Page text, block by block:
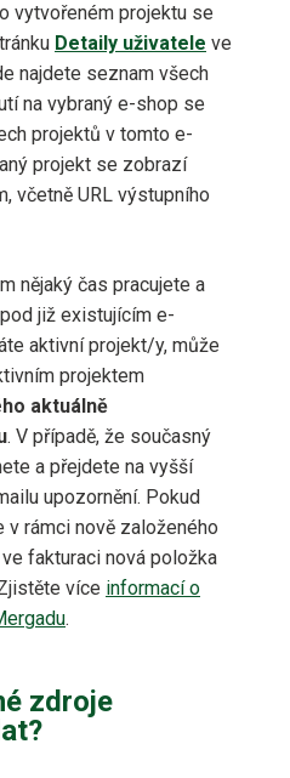
vytvořeném projektu se
Detaily uživatele ve
najdete seznam všech
na vybraný e-shop se
projektů v tomto e-
projekt se zobrazí
včetně URL výstupního
nějaký čas pracujete a
již existujícím e-
aktivní projekt/y, může
projektem
aktuálně
. V případě, že současný
a přejdete na vyšší
upozornění. Pokud
rámci nově založeného
fakturaci nová položka
více informací o
.
zdroje